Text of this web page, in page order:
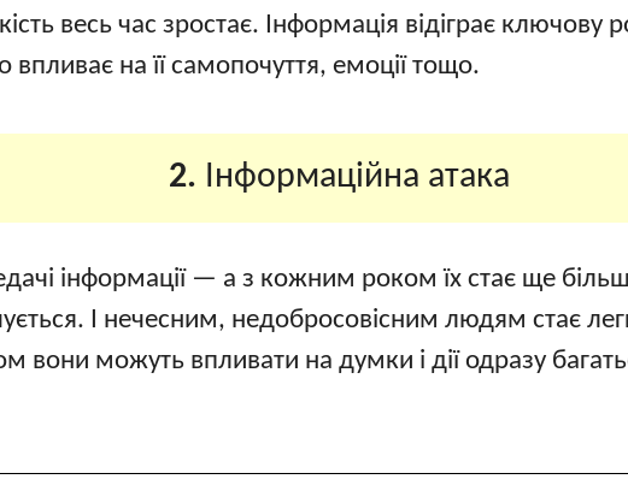
весь час зростає. Інформація відіграє
на її самопочуття, емоції тощо.
2. Інформаційна атака
інформації — а з кожним роком їх стає ще
І нечесним, недобросовісним людям стає
вони можуть впливати на думки і дії одразу